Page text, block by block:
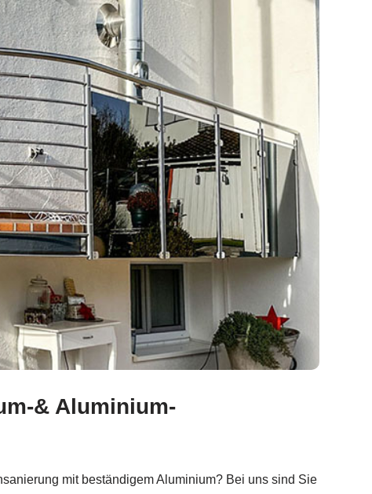
Aluminium Geländerbau, Sichtschutz.
& Aluminium-
mit beständigem Aluminium? Bei uns sind Sie